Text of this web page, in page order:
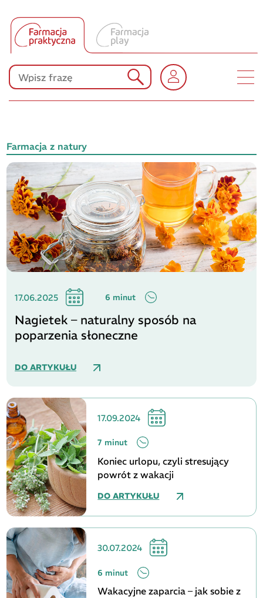
Produkty Polpharmy
KONKURSY
Farmacja z natury
17.06.2025 6 minut
Nagietek – naturalny sposób na
poparzenia słoneczne
DO ARTYKUŁU
17.09.2024
7 minut
Koniec urlopu, czyli stresujący
powrót z wakacji
DO ARTYKUŁU
30.07.2024
6 minut
Wakacyjne zaparcia – jak sobie z